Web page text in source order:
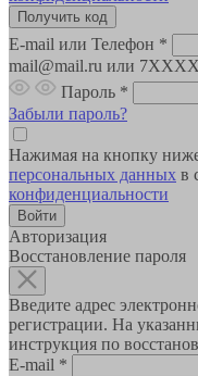
E-mail или Телефон *
mail@mail.ru или
Пароль *
Забыли пароль?
Нажимая на кнопку
персональных данных в
конфиденциальности
Авторизация
Восстановление пароля
Введите адрес
регистрации. На
инструкция по
E-mail *